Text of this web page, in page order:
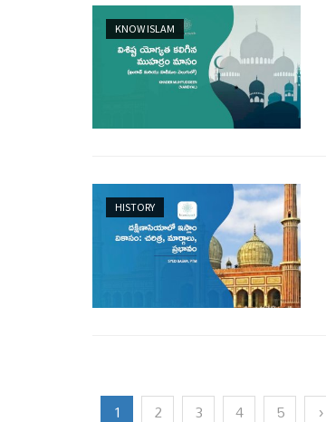
KNOW ISLAM
HISTORY
1 2 3 4 5 ›